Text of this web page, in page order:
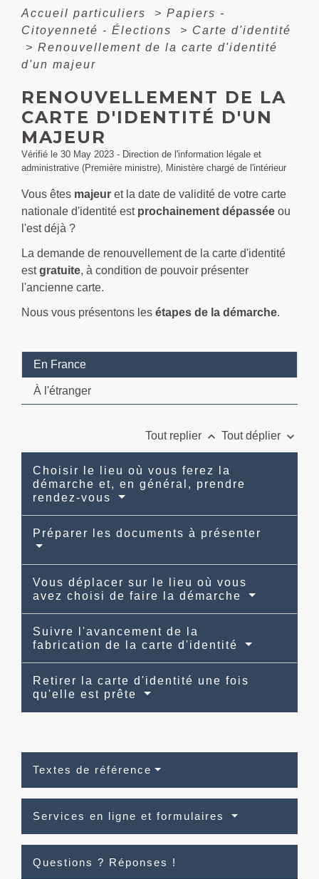
Accueil particuliers > Papiers -
Citoyenneté - Élections
> Carte d'identité
> Renouvellement de la carte d'identité
d'un majeur
RENOUVELLEMENT DE LA
CARTE D'IDENTITÉ D'UN
MAJEUR
Vérifié le 30 May 2023 - Direction de l'information légale et
administrative (Première ministre), Ministère chargé de l'intérieur
Vous êtes majeur et la date de validité de votre carte
nationale d'identité est prochainement dépassée ou
l'est déjà ?
La demande de renouvellement de la carte d'identité
estgratuite, à condition de pouvoir présenter
l'ancienne carte.
Nous vous présentons les étapes de la démarche.
En France
À l'étranger
Tout replier keyboard_arrow_up Tout déplier keyboard_arrow_down
Choisir le lieu où vous ferez la
démarche et, en général, prendre
rendez-vous
Préparer les documents à présenter
Vous déplacer sur le lieu où vous
avez choisi de faire la démarche
Suivre l'avancement de la
fabrication de la carte d'identité
Retirer la carte d'identité une fois
qu'elle est prête
Textes de référence
Services en ligne et formulaires
Questions ? Réponses !